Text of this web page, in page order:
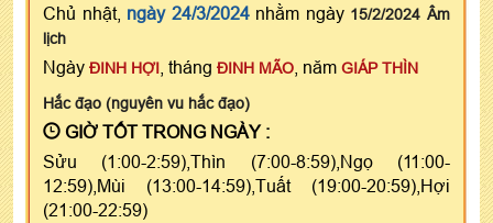
Chủ nhật, ngày 24/3/2024nhằm ngày 15/2/2024 Âm
lịch
Ngày ĐINH HỢI , tháng ĐINH MÃO , năm GIÁP THÌN
Hắc đạo (nguyên vu hắc đạo)
GIỜ TỐT TRONG NGÀY :
Sửu (1:00-2:59),Thìn (7:00-8:59),Ngọ (11:00-
12:59),Mùi (13:00-14:59),Tuất (19:00-20:59),Hợi
(21:00-22:59)